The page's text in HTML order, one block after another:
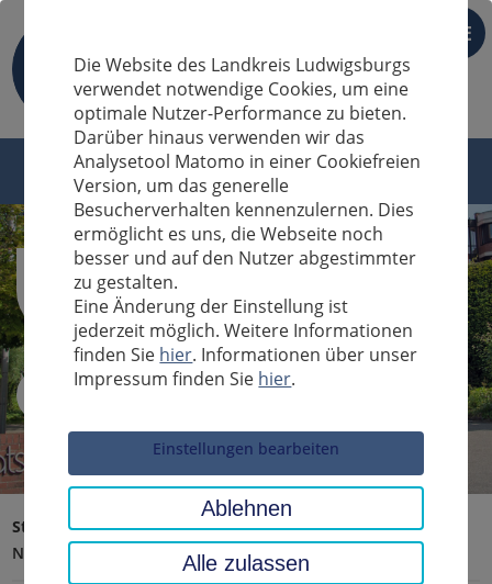
DE
Sucheingabe
Startseite Landratsamt, Landkreis
Aktuelles
Nachrichten
Die Website des Landkreis Ludwigsburgs
verwendet notwendige Cookies, um eine
optimale Nutzer-Performance zu bieten.
Darüber hinaus verwenden wir das
Analysetool Matomo in einer Cookiefreien
Version, um das generelle
Besucherverhalten kennenzulernen. Dies
ermöglicht es uns, die Webseite noch
besser und auf den Nutzer abgestimmter
zu gestalten.
Eine Änderung der Einstellung ist
jederzeit möglich. Weitere Informationen
finden Sie hier. Informationen über unser
Impressum finden Sie hier.
Einstellungen bearbeiten
Ablehnen
Alle zulassen